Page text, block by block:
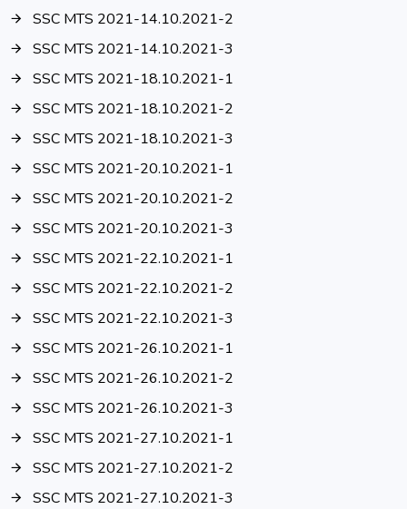
SSC MTS 2021-14.10.2021-2
SSC MTS 2021-14.10.2021-3
SSC MTS 2021-18.10.2021-1
SSC MTS 2021-18.10.2021-2
SSC MTS 2021-18.10.2021-3
SSC MTS 2021-20.10.2021-1
SSC MTS 2021-20.10.2021-2
SSC MTS 2021-20.10.2021-3
SSC MTS 2021-22.10.2021-1
SSC MTS 2021-22.10.2021-2
SSC MTS 2021-22.10.2021-3
SSC MTS 2021-26.10.2021-1
SSC MTS 2021-26.10.2021-2
SSC MTS 2021-26.10.2021-3
SSC MTS 2021-27.10.2021-1
SSC MTS 2021-27.10.2021-2
SSC MTS 2021-27.10.2021-3